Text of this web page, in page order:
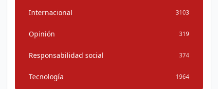
Internacional 3103
Opinión 319
Responsabilidad social 374
Tecnología 1964